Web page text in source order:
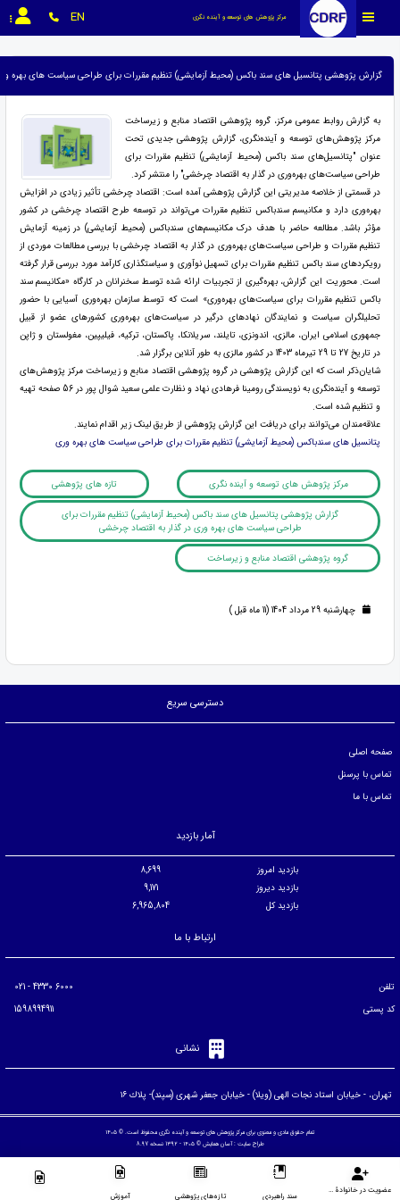
مرکز پژوهش های توسعه و آینده نگری EN
گزارش پژوهشی پتانسیل های سند باکس (محیط آزمایشی) تنظیم مقررات برای طراحی سیاست های بهره
به گزارش روابط عمومی مرکز، گروه پژوهشی اقتصاد منابع و زیرساخت
مرکز پژوهش‌های توسعه و آینده‌نگری، گزارش پژوهشی جدیدی تحت
عنوان "پتانسیل‌های سند باکس (محیط آزمایشی) تنظیم مقررات برای
طراحی سیاست‌های بهره‌وری در گذار به اقتصاد چرخشی" را منتشر کرد.
در قسمتی از خلاصه مدیریتی این گزارش پژوهشی آمده است: اقتصاد چرخشی تأثیر زیادی در افزایش
بهره‌وری دارد و مکانیسم سندباکس تنظیم مقررات می‌تواند در توسعه طرح اقتصاد چرخشی در کشور
مؤثر باشد. مطالعه حاضر با هدف درک مکانیسم‌های سندباکس (محیط آزمایشی) در زمینه آزمایش
تنظیم مقررات و طراحی سیاست‌های بهره‌وری در گذار به اقتصاد چرخشی با بررسی مطالعات موردی از
رویکردهای سند باکس تنظیم مقررات برای تسهیل نوآوری و سیاستگذاری کارآمد مورد بررسی قرار گرفته
است. محوریت این گزارش، بهره‌گیری از تجربیات ارائه شده توسط سخنرانان در کارگاه «مکانیسم سند
باکس تنظیم مقررات برای سیاست‌های بهره‌وری» است که توسط سازمان بهره‌وری آسیایی با حضور
تحلیلگران سیاست و نمایندگان نهادهای درگیر در سیاست‌های بهره‌وری کشورهای عضو از قبیل
جمهوری اسلامی ایران، مالزی، اندونزی، تایلند، سریلانکا، پاکستان، ترکیه، فیلیپین، مغولستان و ژاپن
در تاریخ 27 تا 29 تیرماه 1403 در کشور مالزی به طور آنلاین برگزار شد.
شایان‌ذکر است که این گزارش پژوهشی در گروه پژوهشی اقتصاد منابع و زیرساخت مرکز پژوهش‌های
توسعه و آینده‌نگری به نویسندگی رومینا فرهادی نهاد و نظارت علمی سعید شوال پور در 56 صفحه تهیه
و تنظیم شده است.
علاقه‌مندان می‌توانند برای دریافت این گزارش پژوهشی از طریق لینک زیر اقدام نمایند.
پتانسیل های سندباکس (محیط آزمایشی) تنظیم مقررات برای طراحی سیاست های بهره وری
مرکز پژوهش های توسعه و آینده نگری تازه های پژوهشی
گزارش پژوهشی پتانسیل های سند باکس (محیط آزمایشی) تنظیم مقررات برای
طراحی سیاست های بهره وری در گذار به اقتصاد چرخشی
گروه پژوهشی اقتصاد منابع و زیرساخت
چهارشنبه 29 مرداد 1404 (11 ماه قبل )
دسترسی سریع
صفحه اصلی
تماس با پرسنل
تماس با ما
آمار بازدید
بازدید امروز
8,699
بازدید دیروز
9,171
بازدید کل
6,965,804
ارتباط با ما
تلفن
کد پستی
نشانی
تهران، - خيابان استاد نجات الهی (ويلا) - خيابان جعفر شهری (سپند)- پلاك ۱۶
تمام حقوق مادی و معنوی برای مرکز پژوهش های توسعه و آینده نگری محفوظ است. © ۱۴۰۵
طراح سایت :آسان همایش © ۱۴۰۵ - 1392 نسخه 8.97
عضویت در خانوادۀ مرکز
سند راهبردی تازه‌های پژوهشی آموزش